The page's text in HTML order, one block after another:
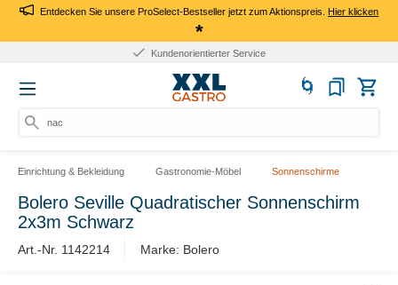
Entdecken Sie unsere ProSelect-Bestseller jetzt zum Aktionspreis.Hier klicken
*
Kundenorientierter Service
nach
Einrichtung & Bekleidung Gastronomie-Möbel Sonnenschirme
Bolero Seville Quadratischer Sonnenschirm
2x3m Schwarz
Art.-Nr. 1142214 Marke: Bolero